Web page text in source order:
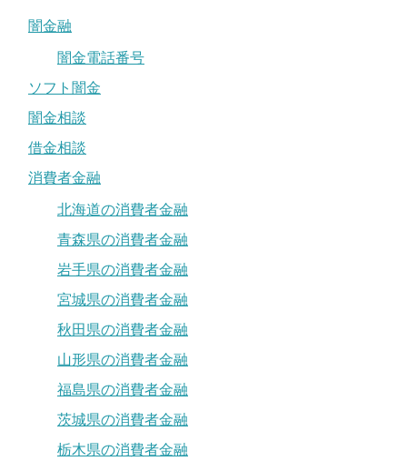
闇金融
闇金電話番号
ソフト闇金
闇金相談
借金相談
消費者金融
北海道の消費者金融
青森県の消費者金融
岩手県の消費者金融
宮城県の消費者金融
秋田県の消費者金融
山形県の消費者金融
福島県の消費者金融
茨城県の消費者金融
栃木県の消費者金融